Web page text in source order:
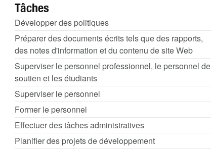
Tâches
Développer des politiques
Préparer des documents écrits tels que des rapports,
des notes d'information et du contenu de site Web
Superviser le personnel professionnel, le personnel de
soutien et les étudiants
Superviser le personnel
Former le personnel
Effectuer des tâches administratives
Planifier des projets de développement